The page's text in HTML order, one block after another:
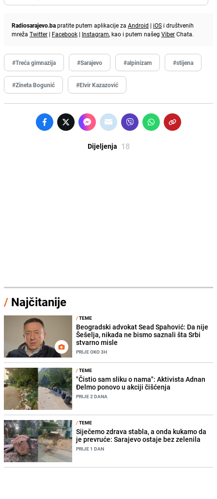
Radiosarajevo.bapratite putem aplikacije za Android | iOS i društvenih
mreža Twitter | Facebook | Instagram, kao i putem našeg ViberChata.
#Treća gimnazija #Sarajevo #alpinizam #stijena
#Zineta Bogunić #Elvir Kazazović
Dijeljenja 18
/ Najčitanije
/TEME
Beogradski advokat Sead Spahović: Da nije
Šešelja, nikada ne bismo saznali šta Srbi
stvarno misle
PRIJE OKO 3H
/TEME
"Čistio sam sliku o nama": Aktivista Adnan
Đelmo ponovo u akciji čišćenja
PRIJE 2 DANA
/TEME
Siječemo zdrava stabla, a onda kukamo da
je prevruće: Sarajevo ostaje bez zelenila
PRIJE 1 DAN